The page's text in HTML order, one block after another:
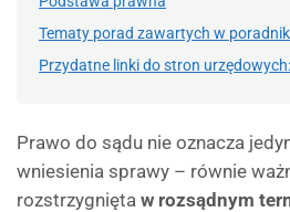
Tematy porad zawartych w
Przydatne linki do stron urzędowych:
Prawo do sądu nie oznacza
wniesienia sprawy – równie
rozstrzygnięta w rozsądnym